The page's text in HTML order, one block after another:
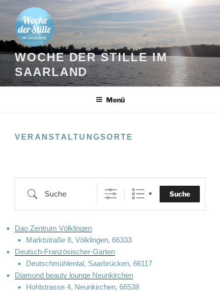
Inhalt
springen
WOCHE DER STILLE IM
SAARLAND
Menü
VERANSTALTUNGSORTE
Suche
Suche
Dao Zentrum Völklingen
Marktstraße 8, Völklingen, 66333
Deutsch-Französischer-Garten
Deutschmühlental, Saarbrücken, 66117
Diamond beauty lounge Neunkirchen
Hohlstrasse 4, Neunkirchen, 66538